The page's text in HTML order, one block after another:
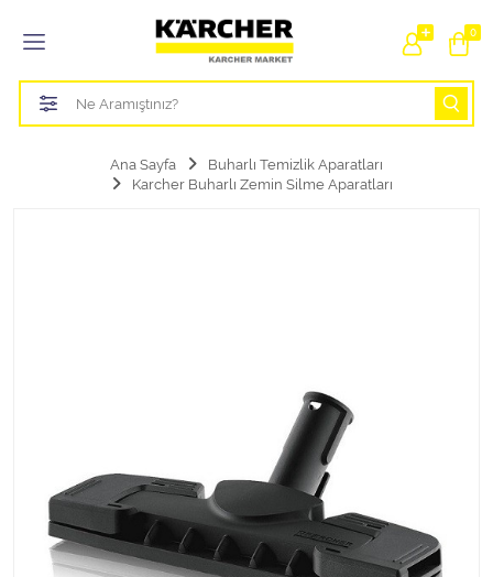
0
Tüm Kategoriler
Bahçe Sulama Ürünleri
Buharlı Temizlik Aparatları
Kimyasallar Deterjanlar
Tüm Kategorileri Gör
Ana Sayfa
Buharlı Temizlik Aparatları
Karcher Buharlı Zemin Silme Aparatları